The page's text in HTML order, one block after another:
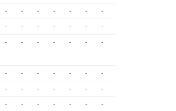
- - - - - - -
- - - - - - -
- - - - - - -
- - - - - - -
- - - - - - -
- - - - - - -
- - - - - -
-